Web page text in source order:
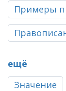
Примеры
ещё
Значение